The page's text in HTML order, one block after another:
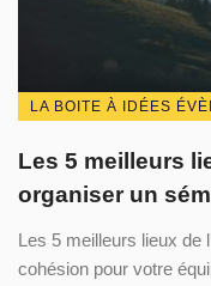
LA BOITE À IDÉES
Les 5 meilleurs
organiser un
Les 5 meilleurs lieux de
cohésion pour votre